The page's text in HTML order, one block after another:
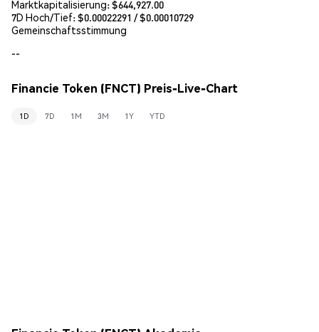
Marktkapitalisierung:$644,927.00
7D Hoch/Tief: $0.00022291 / $0.00010729
Gemeinschaftsstimmung
--
Financie Token (FNCT) Preis-Live-Chart
1D 7D 1M 3M 1Y YTD